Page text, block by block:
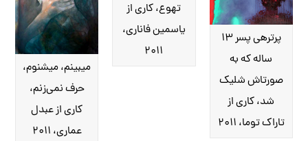
می‎بینم، ‌می‎شنوم،
حرف‎ نمی‌زنم،
کاری از عبدل
عماری، ۲۰۱۱
تهوع، کاری از
یاسمین فاناری،
۲۰۱۱
پرتره‎ی پسر ۱۳
ساله که به
صورت‎اش شلیک
شد، کاری از
تاراک توما، ۲۰۱۱